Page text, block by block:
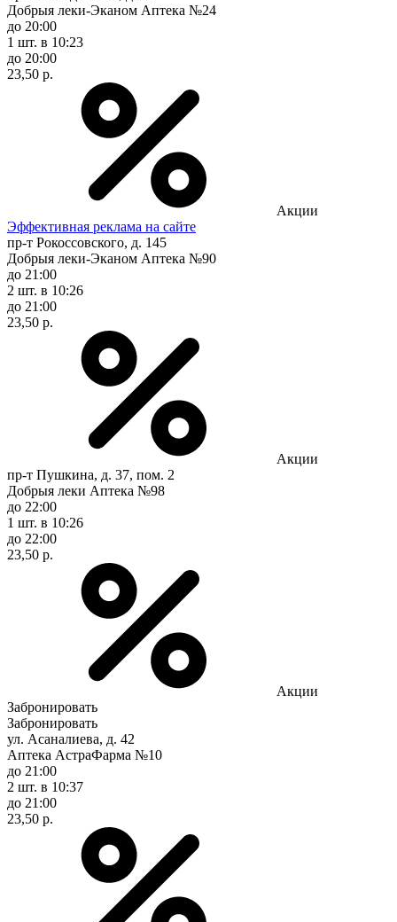
Добрыя леки-Эканом Аптека №24
до 20:00
1 шт. в 10:23
до 20:00
23,50 р.
Акции
Эффективная реклама на сайте
пр-т Рокоссовского, д. 145
Добрыя леки-Эканом Аптека №90
до 21:00
2 шт. в 10:26
до 21:00
23,50 р.
Акции
пр-т Пушкина, д. 37, пом. 2
Добрыя леки Аптека №98
до 22:00
1 шт. в 10:26
до 22:00
23,50 р.
Акции
Забронировать
Забронировать
ул. Асаналиева, д. 42
Аптека АстраФарма №10
до 21:00
2 шт. в 10:37
до 21:00
23,50 р.